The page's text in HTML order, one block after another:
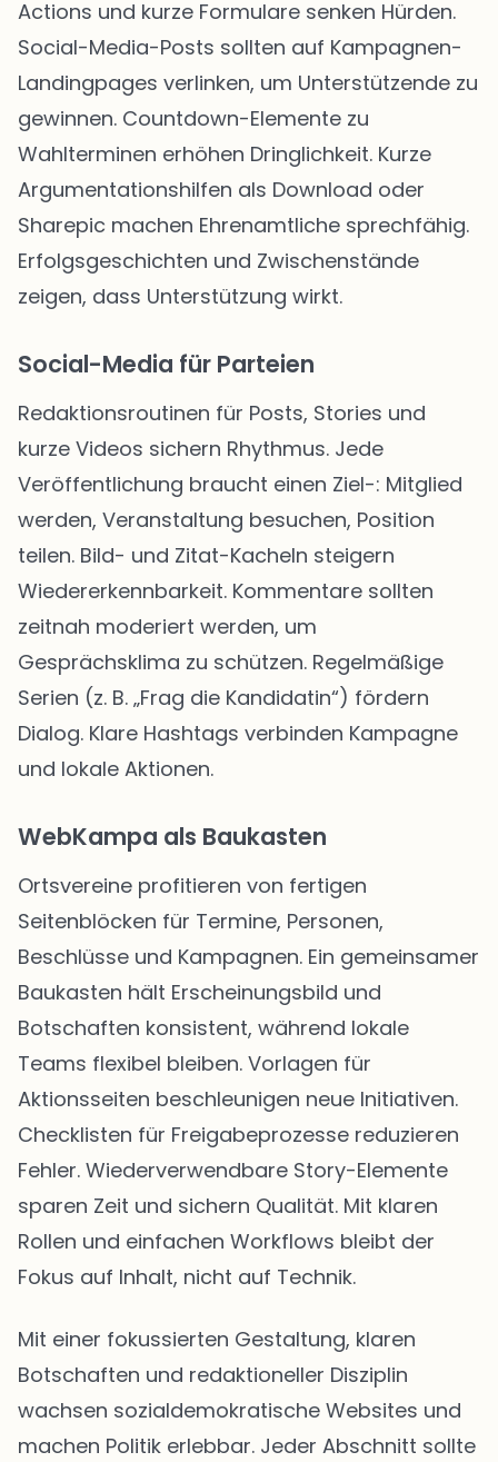
Actions und kurze Formulare senken Hürden.
Social-Media-Posts sollten auf Kampagnen-
Landingpages verlinken, um Unterstützende zu
gewinnen. Countdown-Elemente zu
Wahlterminen erhöhen Dringlichkeit. Kurze
Argumentationshilfen als Download oder
Sharepic machen Ehrenamtliche sprechfähig.
Erfolgsgeschichten und Zwischenstände
zeigen, dass Unterstützung wirkt.
Social-Media für Parteien
Redaktionsroutinen für Posts, Stories und
kurze Videos sichern Rhythmus. Jede
Veröffentlichung braucht einen Ziel-: Mitglied
werden, Veranstaltung besuchen, Position
teilen. Bild- und Zitat-Kacheln steigern
Wiedererkennbarkeit. Kommentare sollten
zeitnah moderiert werden, um
Gesprächsklima zu schützen. Regelmäßige
Serien (z. B. „Frag die Kandidatin“) fördern
Dialog. Klare Hashtags verbinden Kampagne
und lokale Aktionen.
WebKampa als Baukasten
Ortsvereine profitieren von fertigen
Seitenblöcken für Termine, Personen,
Beschlüsse und Kampagnen. Ein gemeinsamer
Baukasten hält Erscheinungsbild und
Botschaften konsistent, während lokale
Teams flexibel bleiben. Vorlagen für
Aktionsseiten beschleunigen neue Initiativen.
Checklisten für Freigabeprozesse reduzieren
Fehler. Wiederverwendbare Story-Elemente
sparen Zeit und sichern Qualität. Mit klaren
Rollen und einfachen Workflows bleibt der
Fokus auf Inhalt, nicht auf Technik.
Mit einer fokussierten Gestaltung, klaren
Botschaften und redaktioneller Disziplin
wachsen sozialdemokratische Websites und
machen Politik erlebbar. Jeder Abschnitt sollte